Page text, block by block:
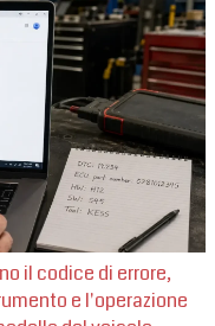
il codice di errore,
e l'operazione